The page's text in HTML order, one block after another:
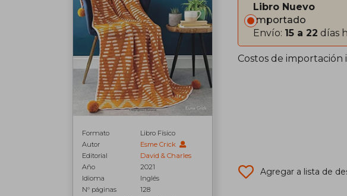
Formato
Libro Físico
Autor
Esme Crick
Editorial
David & Charles
Año
2021
Idioma
Inglés
N° páginas
128
Libro Nuevo
Importado
Envío: 15 a 22 días
Costos de importación
Agregar a lista de